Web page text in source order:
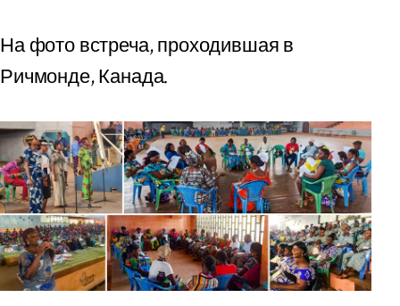
На фото встреча, проходившая в
Ричмонде, Канада.